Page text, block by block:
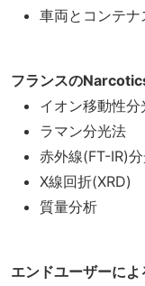
車両とコンテナ
フランスの
イオン移動性分
ラマン分光法
赤外線(FT-IR)
X線回折(XRD)
質量分析
エンドユーザーに